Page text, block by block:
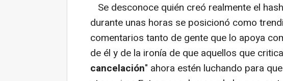
Se desconoce quién creó realmente el
durante unas horas se posicionó como
comentarios tanto de gente que lo apoya
de él y de la ironía de que aquellos que
cancelación" ahora estén luchando para